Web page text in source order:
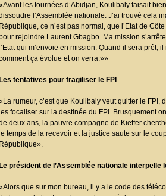
les tournées d’Abidjan, Koulibaly faisait
l’Assemblée nationale. J’ai trouvé cela
République, ce n’est pas normal, que l’Etat de
rejoindre Laurent Gbagbo. Ma mission
l’Etat qui m’envoie en mission. Quand il sera
ça évolue et on verra.»»
Les tentatives pour fragiliser le FPI
rumeur, c’est que Koulibaly veut quitter le
les focaliser sur la destinée du FPI. Brusquement
deux ans, la pauvre compagne de Kieffer
le temps de la recevoir et la justice saute sur le
République».
Le président de l’Assemblée nationale interpelle
que sur mon bureau, il y a le code des